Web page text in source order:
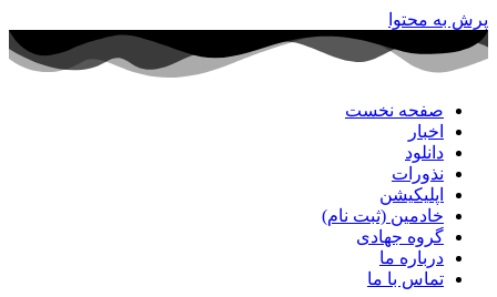
پرش به محتوا
صفحه نخست
اخبار
دانلود
نذورات
اپلیکیشن
خادمین (ثبت نام)
گروه جهادی
درباره ما
تماس با ما